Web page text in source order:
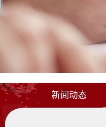
新闻动态